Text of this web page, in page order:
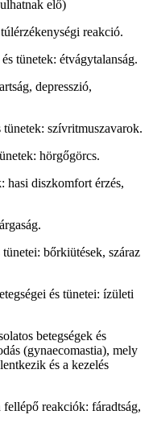
elő)
reakció.
tünetek: étvágytalanság.
depresszió,
tünetek: szívritmuszavarok.
hörgőgörcs.
hasi diszkomfort érzés,
bőrkiütések, száraz
és tünetei: ízületi
betegségek és
(gynaecomastia), mely
és a kezelés
reakciók: fáradtság,